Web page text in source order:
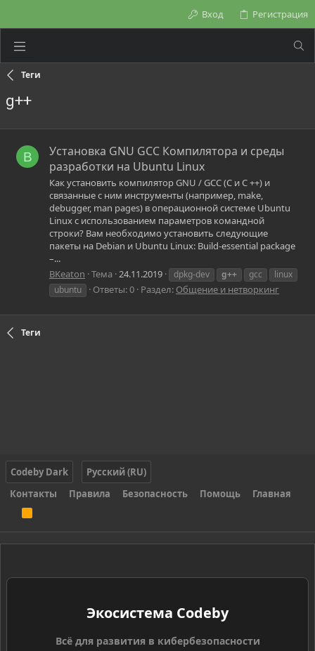
Вход Регистрация
Теги
g++
B
Установка GNU GCC Компилятора и среды
разработки на Ubuntu Linux
Как установить компилятор GNU / GCC (C и C ++) и
связанные с ним инструменты (например, make,
debugger, man pages) в операционной системе Ubuntu
Linux с использованием параметров командной
строки? Вам необходимо установить следующие
пакеты на Debian и Ubuntu Linux: Build-essential package
–...
BKeaton Тема 24.11.2019 dpkg-dev g++ gcc
linux
ubuntu
Ответы: 0 Раздел: Общение и нетворкинг
Теги
Codeby Dark
Русский (RU)
Контакты
Правила Безопасность Помощь Главная
S
Экосистема Codeby
Всё для развития в кибербезопасности